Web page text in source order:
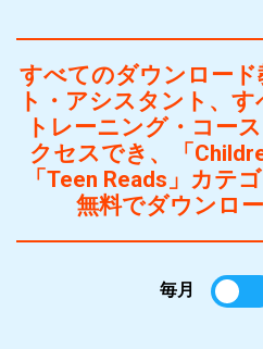
すべてのダウンロー
ト・アシスタント、
トレーニング・コー
クセスでき、「
「Teen Reads」カテ
無料でダウンロ
毎月